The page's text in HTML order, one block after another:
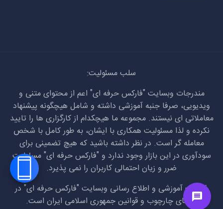
سلب مسئولیت:
مندرجات وبسایت "فارکس حرفه ای" اعم از محتوای متنی و
ویدیویی، صرفا جنبه آموزشی داشته و شامل هیچگونه پیشنهاد
معاملاتی ای نیستند. مجموعه ما هیچکدام از کارگزاری ها را تایید
نکرده و لذا مسئولیت همکاری با ایشان، به طور کامل با شخص
معامله گر است. در نظر داشته باشید که هیچ تضمینی برای
سودآوری در این بازار وجود ندارد و "فارکس حرفه ای" مسئولیت
ضرر و زیان احتمالی کاربران را نمی پذیرد.
فعالیت آموزشی و اطلاع رسانی وبسایت "فارکس حرفه ای" در
راستای چارچوب و قوانین جمهوری اسلامی ایران است.